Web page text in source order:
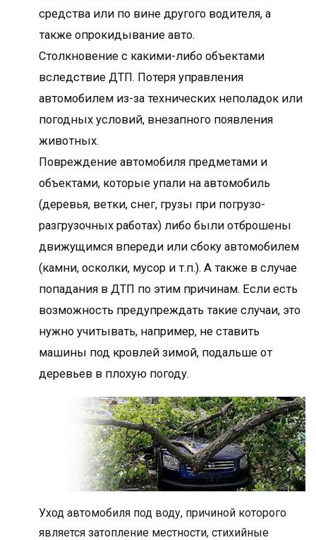
средства или по вине другого водителя, а
также опрокидывание авто.
Столкновение с какими-либо объектами
вследствие ДТП. Потеря управления
автомобилем из-за технических неполадок или
погодных условий, внезапного появления
животных.
Повреждение автомобиля предметами и
объектами, которые упали на автомобиль
(деревья, ветки, снег, грузы при погрузо-
разгрузочных работах) либо были отброшены
движущимся впереди или сбоку автомобилем
(камни, осколки, мусор и т.п.). А также в случае
попадания в ДТП по этим причинам. Если есть
возможность предупреждать такие случаи, это
нужно учитывать, например, не ставить
машины под кровлей зимой, подальше от
деревьев в плохую погоду.
Уход автомобиля под воду, причиной которого
является затопление местности, стихийные